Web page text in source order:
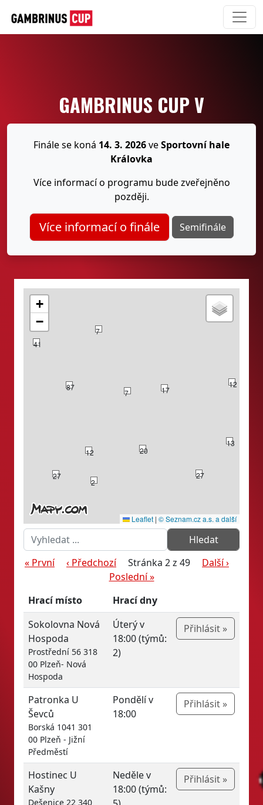
GAMBRINUS CUP V
Finále se koná 14. 3. 2026veSportovní hale
Královka
Více informací o programu bude zveřejněno
později.
Více informací o finále Semifinále
2
27
7
13
20
12
17
7
12
27
87
41
+
−
Leaflet | © Seznam.cz a.s. a další
« První ‹ Předchozí Stránka 2 z 49
Další ›
Poslední »
Hrací místo
Hrací dny
Sokolovna Nová
Hospoda
Prostřední 56 318
00 Plzeň- Nová
Hospoda
Úterý v
18:00 (týmů:
2)
Přihlásit »
Patronka U
Ševců
Borská 1041 301
00 Plzeň - Jižní
Předměstí
Pondělí v
18:00
Přihlásit »
Hostinec U
Kašny
Dešenice 22 340
Neděle v
18:00 (týmů:
Přihlásit »